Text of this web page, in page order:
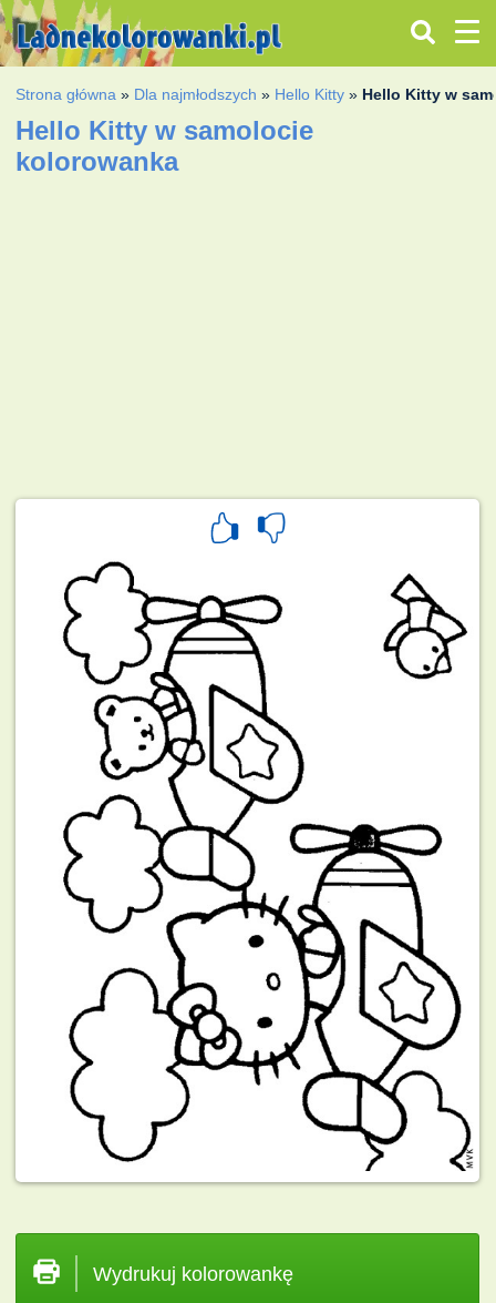
Strona główna » Dla najmłodszych » Hello Kitty » Hello Kitty w
Hello Kitty w samolocie
kolorowanka
Wydrukuj kolorowankę